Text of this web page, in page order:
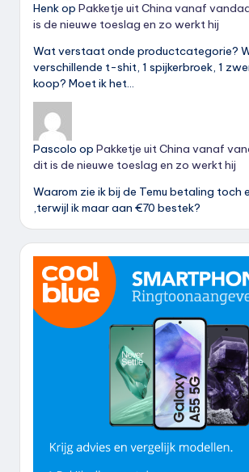
Henkop Pakketje uit China vanaf
is de nieuwe toeslag en zo werkt hij
Wat verstaat onde productcategorie?
verschillende t-shit, 1 spijkerbroek, 1
koop? Moet ik het…
Pascolo op Pakketje uit China vanaf
dit is de nieuwe toeslag en zo werkt hij
Waarom zie ik bij de Temu betaling toch
,terwijl ik maar aan €70 bestek?